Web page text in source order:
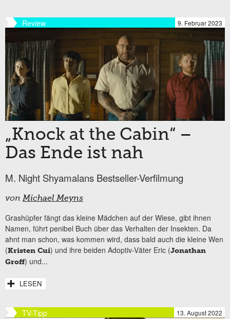
Review 9. Februar 2023
„Knock at the Cabin“ –
Das Ende ist nah
M. Night Shyamalans Bestseller-Verfilmung
vonMichael Meyns
Grashüpfer fängt das kleine Mädchen auf der Wiese, gibt ihnen
Namen, führt penibel Buch über das Verhalten der Insekten. Da
ahnt man schon, was kommen wird, dass bald auch die kleine Wen
(Kristen Cui) und ihre beiden Adoptiv-Väter Eric (Jonathan
Groff) und...
LESEN
TV-Tipp 13. August 2022